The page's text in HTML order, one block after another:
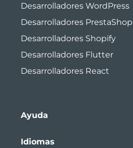
Desarrolladores WordPress
Desarrolladores PrestaShop
Desarrolladores Shopify
Desarrolladores Flutter
Desarrolladores React
Ayuda
Idiomas